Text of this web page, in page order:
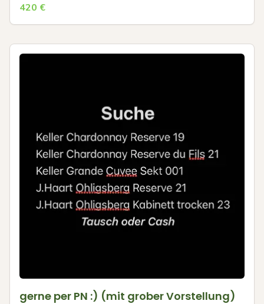
420 €
gerne per PN :) (mit grober Vorstellung)